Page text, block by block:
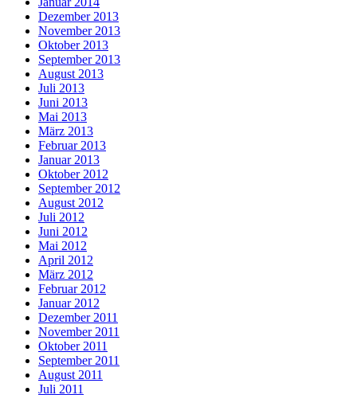
Dezember 2013
November 2013
Oktober 2013
September 2013
August 2013
Juli 2013
Juni 2013
Mai 2013
März 2013
Februar 2013
Januar 2013
Oktober 2012
September 2012
August 2012
Juli 2012
Juni 2012
Mai 2012
April 2012
März 2012
Februar 2012
Januar 2012
Dezember 2011
November 2011
Oktober 2011
September 2011
August 2011
Juli 2011